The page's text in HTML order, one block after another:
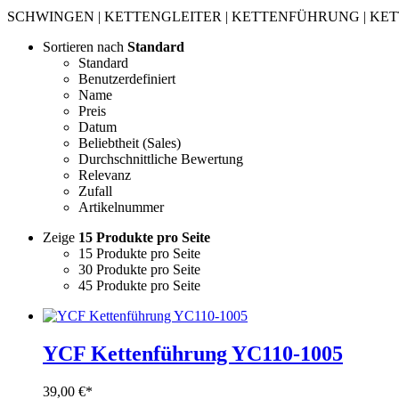
SCHWINGEN | KETTENGLEITER | KETTENFÜHRUNG |
Sortieren nach Standard
Standard
Benutzerdefiniert
Name
Preis
Datum
Beliebtheit (Sales)
Durchschnittliche Bewertung
Relevanz
Zufall
Artikelnummer
Zeige 15 Produkte pro Seite
15 Produkte pro Seite
30 Produkte pro Seite
45 Produkte pro Seite
YCF Kettenführung YC110-1005
39,00 €